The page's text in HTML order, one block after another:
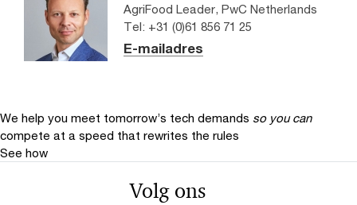
AgriFood Leader, PwC Netherlands
Tel: +31 (0)61 856 71 25
E-mailadres
We help you meet tomorrow’s tech demands so you can
compete at a speed that rewrites the rules
See how
Volg ons